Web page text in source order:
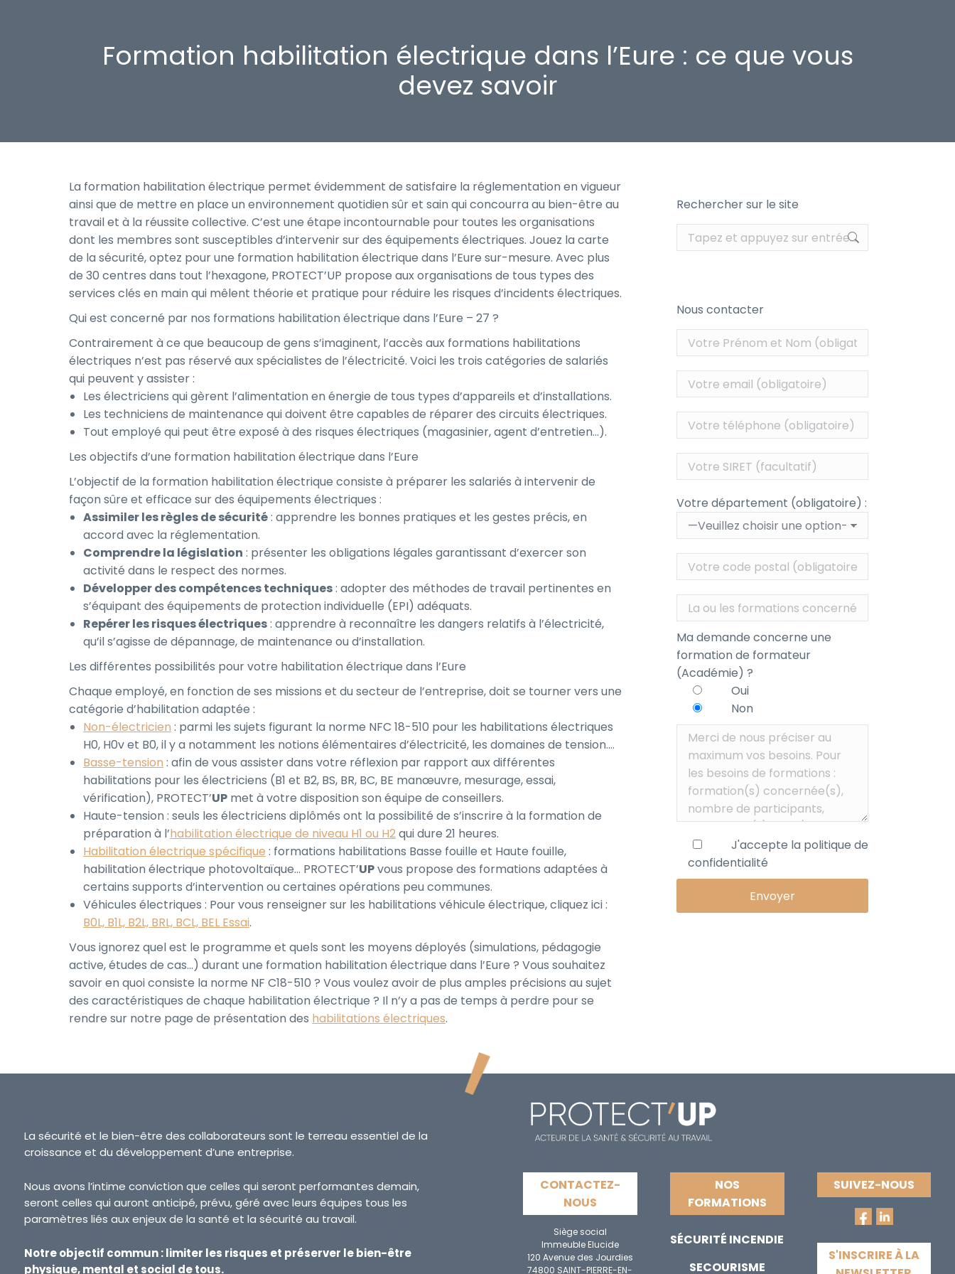
Formation habilitation électrique dans l’Eure : ce que vous
devez savoir
Rechercher sur le site
Recherche
:
Nous contacter
Votre département (obligatoire) :
Ma demande concerne une
formation de formateur
(Académie) ?
Oui
Non
J'accepte la politique de
confidentialité
La formation habilitation électrique permet évidemment de satisfaire la réglementation en vigueur
ainsi que de mettre en place un environnement quotidien sûr et sain qui concourra au bien-être au
travail et à la réussite collective. C’est une étape incontournable pour toutes les organisations
dont les membres sont susceptibles d’intervenir sur des équipements électriques. Jouez la carte
de la sécurité, optez pour une formation habilitation électrique dans l’Eure sur-mesure. Avec plus
de 30 centres dans tout l’hexagone, PROTECT’UP propose aux organisations de tous types des
services clés en main qui mêlent théorie et pratique pour réduire les risques d’incidents électriques.
Qui est concerné par nos formations habilitation électrique dans l’Eure – 27 ?
Contrairement à ce que beaucoup de gens s’imaginent, l’accès aux formations habilitations
électriques n’est pas réservé aux spécialistes de l’électricité. Voici les trois catégories de salariés
qui peuvent y assister :
Les électriciens qui gèrent l’alimentation en énergie de tous types d’appareils et d’installations.
Les techniciens de maintenance qui doivent être capables de réparer des circuits électriques.
Tout employé qui peut être exposé à des risques électriques (magasinier, agent d’entretien…).
Les objectifs d’une formation habilitation électrique dans l’Eure
L’objectif de la formation habilitation électrique consiste à préparer les salariés à intervenir de
façon sûre et efficace sur des équipements électriques :
Assimiler les règles de sécurité: apprendre les bonnes pratiques et les gestes précis, en
accord avec la réglementation.
Comprendre la législation : présenter les obligations légales garantissant d’exercer son
activité dans le respect des normes.
Développer des compétences techniques: adopter des méthodes de travail pertinentes en
s’équipant des équipements de protection individuelle (EPI) adéquats.
Repérer les risques électriques: apprendre à reconnaître les dangers relatifs à l’électricité,
qu’il s’agisse de dépannage, de maintenance ou d’installation.
Les différentes possibilités pour votre habilitation électrique dans l’Eure
Chaque employé, en fonction de ses missions et du secteur de l’entreprise, doit se tourner vers une
catégorie d’habilitation adaptée :
Non-électricien : parmi les sujets figurant la norme NFC 18-510 pour les habilitations électriques
H0, H0v et B0, il y a notamment les notions élémentaires d’électricité, les domaines de tension….
Basse-tension : afin de vous assister dans votre réflexion par rapport aux différentes
habilitations pour les électriciens (B1 et B2, BS, BR, BC, BE manœuvre, mesurage, essai,
vérification), PROTECT’UP met à votre disposition son équipe de conseillers.
Haute-tension : seuls les électriciens diplômés ont la possibilité de s’inscrire à la formation de
préparation à l’habilitation électrique de niveau H1 ou H2qui dure 21 heures.
Habilitation électrique spécifique : formations habilitations Basse fouille et Haute fouille,
habilitation électrique photovoltaïque… PROTECT’UPvous propose des formations adaptées à
certains supports d’intervention ou certaines opérations peu communes.
Véhicules électriques : Pour vous renseigner sur les habilitations véhicule électrique, cliquez ici :
B0L, B1L, B2L, BRL, BCL, BEL Essai.
Vous ignorez quel est le programme et quels sont les moyens déployés (simulations, pédagogie
active, études de cas…) durant une formation habilitation électrique dans l’Eure ? Vous souhaitez
savoir en quoi consiste la norme NF C18-510 ? Vous voulez avoir de plus amples précisions au sujet
des caractéristiques de chaque habilitation électrique ? Il n’y a pas de temps à perdre pour se
rendre sur notre page de présentation des habilitations électriques.
La sécurité et le bien-être des collaborateurs sont le terreau essentiel de la
croissance et du développement d’une entreprise.
Nous avons l’intime conviction que celles qui seront performantes demain,
seront celles qui auront anticipé, prévu, géré avec leurs équipes tous les
paramètres liés aux enjeux de la santé et la sécurité au travail.
Notre objectif commun : limiter les risques et préserver le bien-être
physique, mental et social de tous.
CONTACTEZ-
NOUS
Siège social
Immeuble Elucide
120 Avenue des Jourdies
74800 SAINT-PIERRE-EN-
NOS
FORMATIONS
SÉCURITÉ INCENDIE
SECOURISME
SUIVEZ-NOUS
S'INSCRIRE À LA